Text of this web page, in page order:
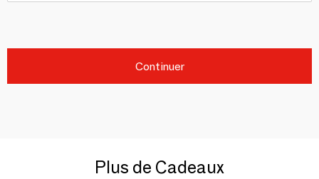
Continuer
Plus de Cadeaux